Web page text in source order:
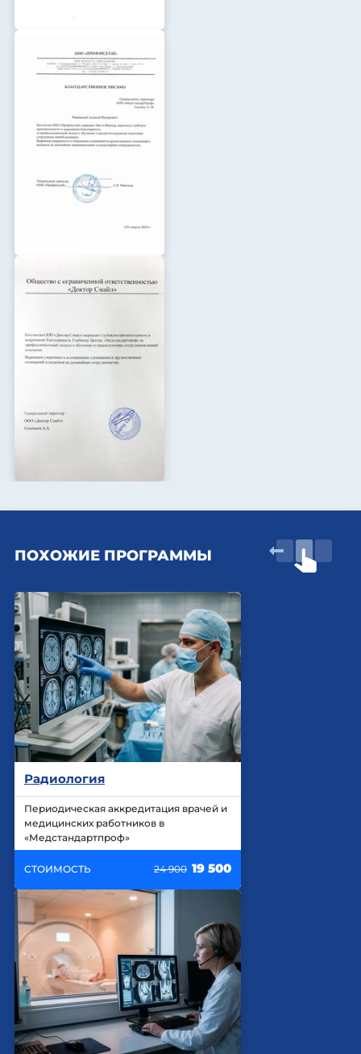
ПОХОЖИЕ ПРОГРАММЫ
Радиология
Периодическая аккредитация врачей и
медицинских работников в
«Медстандартпроф»
СТОИМОСТЬ 24 900 19 500